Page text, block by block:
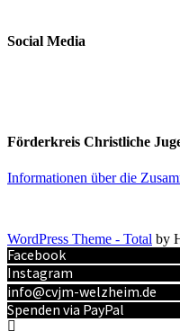
Social Media
Förderkreis Christliche
Informationen über die
WordPress Theme - Total by
Facebook
Instagram
info@cvjm-welzheim.de
Spenden via PayPal